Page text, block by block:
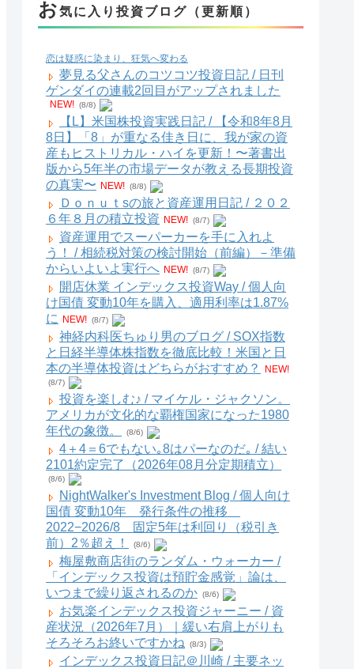
お気に入り投資ブログ（更新順）
恋は疑惑に染まり、狂気へ変わる
夢見る父さんのコツコツ投資日記 / 日刊
ゲンダイの連載2回目がアップされました
NEW! (8/8)
【L】米国株投資実践日記 / 【令和8年8月
8日】「8」が重なる佳き日に、我が家の資
産もヒストリカル・ハイを更新！〜著書出
版から5年半の市場データが教える長期投資
の真実〜 NEW! (8/8)
Ｄｏｎｕｔsの旅と資産運用日記 / ２０２
６年８月の積立投資 NEW! (8/7)
資産運用でスーパーカーを手に入れよ
う！ / 相続税対策の検討開始（前編）－準備
からいよいよ実行へ NEW! (8/7)
開店休業 インデックス投資Way / 個人向
け国債 変動10年を購入、適用利率は1.87%
に
NEW! (8/7)
神経内科医ちゅり男のブログ / SOX指数
と日経半導体株指数を徹底比較！米国と日
本の半導体投資はどちらがおすすめ？
NEW!
(8/7)
投資を楽しむ♪ / マイケル・ジャクソン。
アメリカが文化的な覇権国家になった1980
年代の象徴。
(8/6)
4＋4＝6でもない｡8はパーなのだ｡ / 結い
2101約定完了（2026年08月分定期積立）
(8/6)
NightWalker's Investment Blog / 個人向け
国債 変動10年 発行条件の推移
2022−2026/8 固定5年は利回り（税引き
前）2％超え！
(8/6)
梅屋敷商店街のランダム・ウォーカー /
「インデックス投資は預貯金感覚」論は、
いつまで繰り返されるのか (8/6)
お気楽インデックス投資ジャーニー / 資
産状況（2026年7月）｜緩い右肩上がりも
そろそろお終いですかね
(8/3)
インデックス投資日記＠川崎 / 主要ネッ